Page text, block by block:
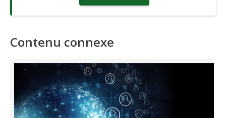
Contenu connexe